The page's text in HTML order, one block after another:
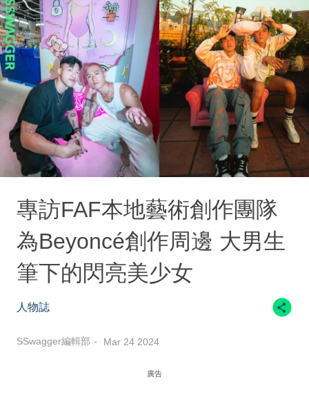
專訪FAF本地藝術創作團隊
為Beyoncé創作周邊 大男生
筆下的閃亮美少女
人物誌
SSwagger編輯部 Mar 24 2024
廣告